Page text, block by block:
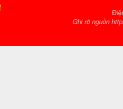
Ghi rõ nguồn